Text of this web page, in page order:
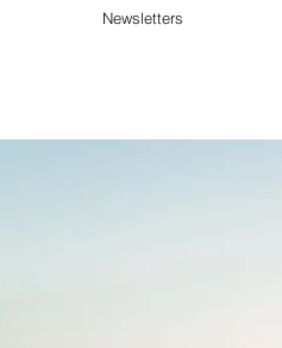
Newsletters